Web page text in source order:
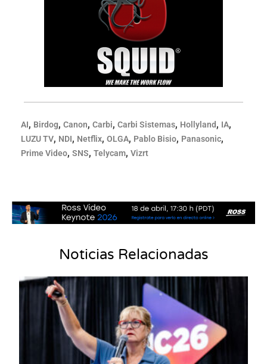
AI, Birdog, Canon, Carbi, Carbi Sistemas, Hollyland, IA,
LUZU TV, NDI, Netflix, OLGA, Pablo Bisio, Panasonic,
Prime Video, SNS, Telycam, Vizrt
Noticias Relacionadas